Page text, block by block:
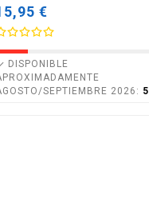
€
DISPONIBLE
SEPTIEMBRE 2026: 5